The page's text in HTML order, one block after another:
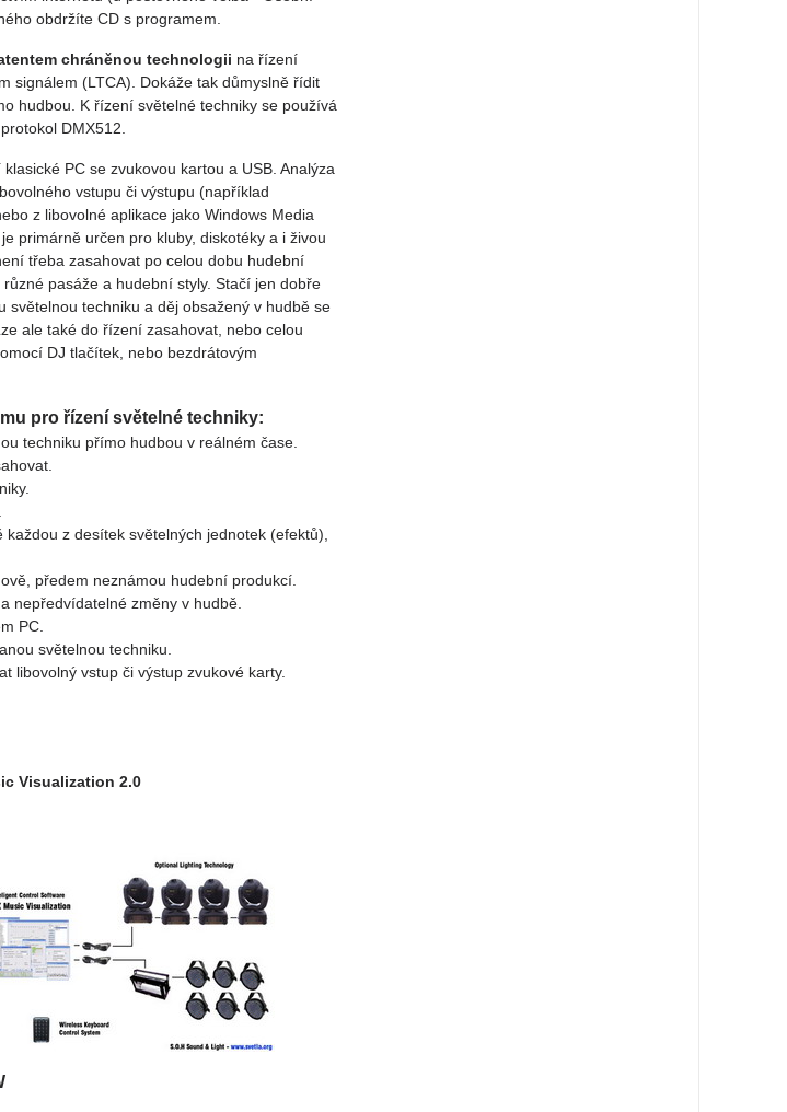
obdržíte CD s programem.
chráněnou technologii na řízení
signálem (LTCA). Dokáže tak důmyslně řídit
hudbou. K řízení světelné techniky se používá
DMX512.
PC se zvukovou kartou a USB. Analýza
vstupu či výstupu (například
z libovolné aplikace jako Windows Media
primárně určen pro kluby, diskotéky a i živou
třeba zasahovat po celou dobu hudební
pasáže a hudební styly. Stačí jen dobře
světelnou techniku a děj obsažený v hudbě se
ale také do řízení zasahovat, nebo celou
DJ tlačítek, nebo bezdrátovým
pro řízení světelné techniky:
techniku přímo hudbou v reálném čase.
z desítek světelných jednotek (efektů),
předem neznámou hudební produkcí.
nepředvídatelné změny v hudbě.
PC.
světelnou techniku.
libovolný vstup či výstup zvukové karty.
Visualization 2.0